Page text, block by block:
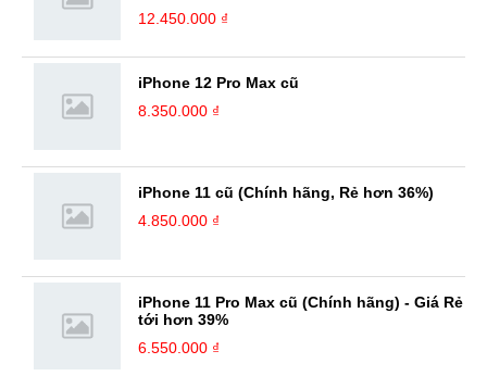
12.450.000 ₫
iPhone 12 Pro Max cũ
8.350.000 ₫
iPhone 11 cũ (Chính hãng, Rẻ hơn 36%)
4.850.000 ₫
iPhone 11 Pro Max cũ (Chính hãng) - Giá Rẻ
tới hơn 39%
6.550.000 ₫